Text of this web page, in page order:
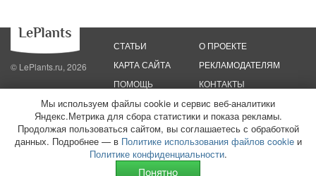
© LePlants.ru, 2026
СТАТЬИ
КАРТА САЙТА
ПОМОЩЬ
О ПРОЕКТЕ
РЕКЛАМОДАТЕЛЯМ
КОНТАКТЫ
Политика конфиденциальности
Политика использования файлов cookie
Пользовательское соглашение
Редакционные стандарты
ООО «Трафик»
ИНН 7813175200 ОГРН 1027806866724
Монетизация
Мы используем файлы cookie и сервис веб-аналитики
Яндекс.Метрика для сбора статистики и показа рекламы.
Продолжая пользоваться сайтом, вы соглашаетесь с обработкой
данных. Подробнее — в Политике использования файлов cookieи
Политике конфиденциальности.
Понятно